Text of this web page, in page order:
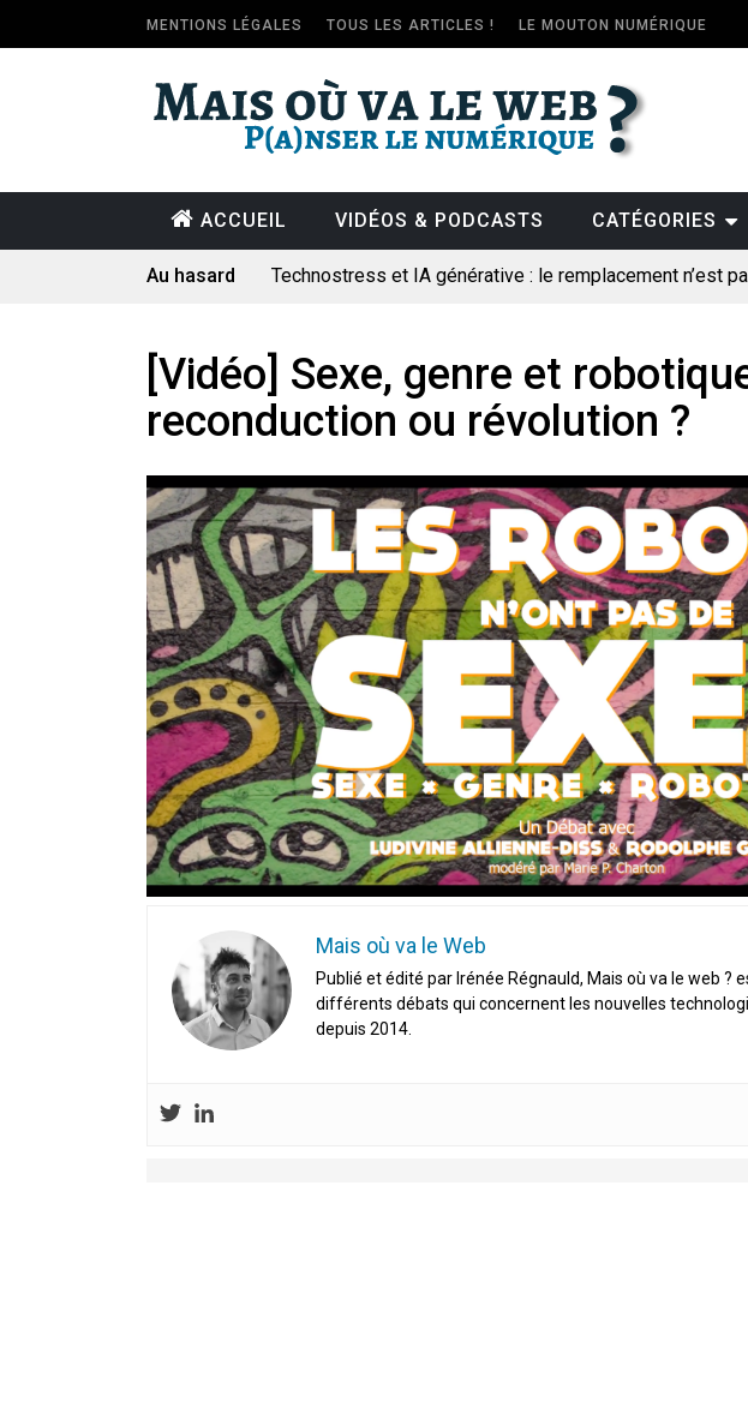
MENTIONS LÉGALES TOUS LES ARTICLES ! LE MOUTON NUMÉRIQUE
ACCUEIL VIDÉOS & PODCASTS CATÉGORIES
Au hasard
Technostress et IA générative : le remplacement n’est
Le consultant : une lecture sociologique
Artemis II : objectif nul
Quand Mistral veut moraliser le pillage
Commentaire sur la polémique des perroquets
Les syndicats, (tout) contre l’IA
En Seine-et-Marne, le projet de Campus IA doit sortir
unien »
Addendum sur les machines à laver, et l’intelligence
La vaste blague du macronisme crypto-spatial
[Vidéo] Sexe, genre et
reconduction ou révolution ?
Mais où va le Web
Publié et édité par Irénée Régnauld, Mais où va le web ?
différents débats qui concernent les nouvelles
depuis 2014.